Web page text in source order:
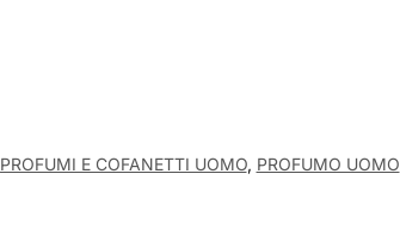
PROFUMI E COFANETTI UOMO, PROFUMO UOMO